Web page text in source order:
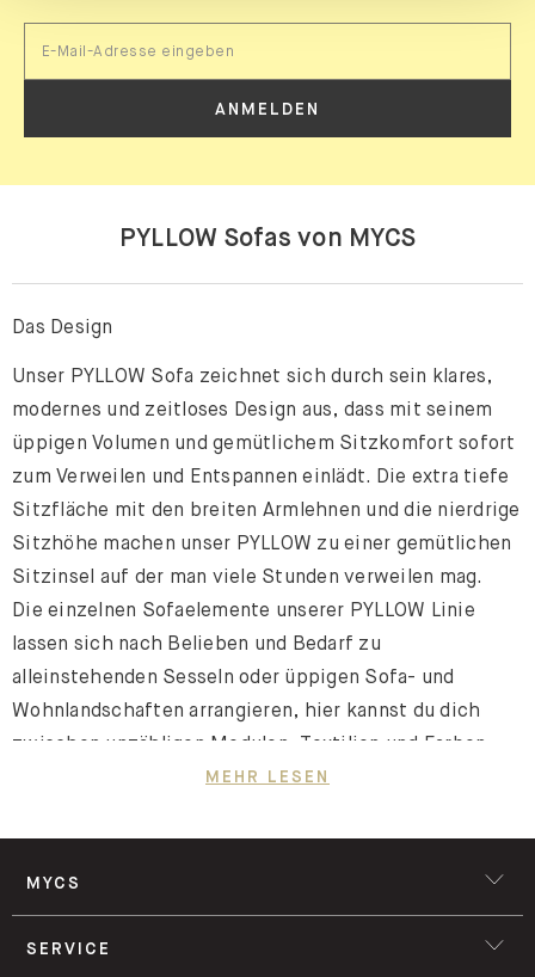
ANMELDEN
PYLLOW Sofas von MYCS
Das Design
Unser PYLLOW Sofa zeichnet sich durch sein klares,
modernes und zeitloses Design aus, dass mit seinem
üppigen Volumen und gemütlichem Sitzkomfort sofort
zum Verweilen und Entspannen einlädt. Die extra tiefe
Sitzfläche mit den breiten Armlehnen und die nierdrige
Sitzhöhe machen unser PYLLOW zu einer gemütlichen
Sitzinsel auf der man viele Stunden verweilen mag.
Die einzelnen Sofaelemente unserer PYLLOW Linie
lassen sich nach Belieben und Bedarf zu
alleinstehenden Sesseln oder üppigen Sofa- und
Wohnlandschaften arrangieren, hier kannst du dich
zwischen unzähligen Modulen, Textilien und Farben
MEHR LESEN
MYCS
SERVICE